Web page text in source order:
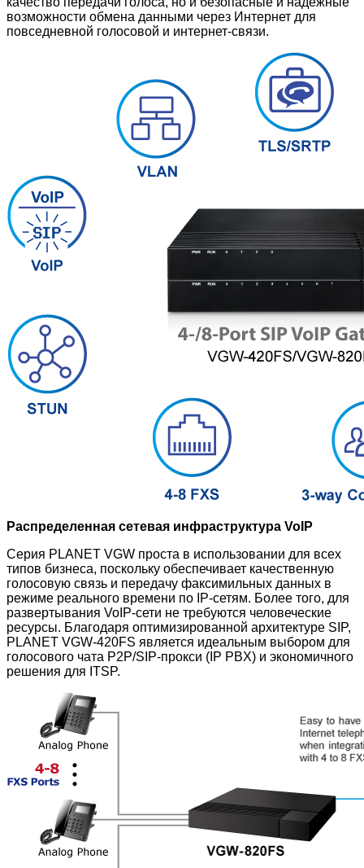
возможности обмена данными через Интернет для
повседневной голосовой и интернет-связи.
Распределенная сетевая инфраструктура VoIP
Серия PLANET VGW проста в использовании для всех
типов бизнеса, поскольку обеспечивает качественную
голосовую связь и передачу факсимильных данных в
режиме реального времени по IP-сетям. Более того, для
развертывания VoIP-сети не требуются человеческие
ресурсы. Благодаря оптимизированной архитектуре SIP,
PLANET VGW-420FS является идеальным выбором для
голосового чата P2P/SIP-прокси (IP PBX) и экономичного
решения для ITSP.